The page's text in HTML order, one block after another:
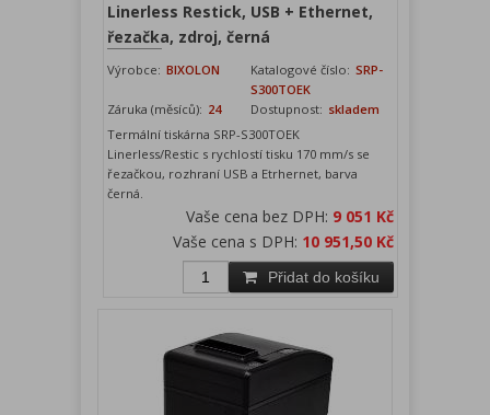
Linerless Restick, USB + Ethernet,
řezačka, zdroj, černá
Výrobce: BIXOLON Katalogové číslo: SRP-
S300TOEK
Záruka (měsíců): 24 Dostupnost: skladem
Termální tiskárna SRP-S300TOEK
Linerless/Restic s rychlostí tisku 170 mm/s se
řezačkou, rozhraní USB a Etrhernet, barva
černá.
Vaše cena bez DPH: 9 051 Kč
Vaše cena s DPH: 10 951,50 Kč
Přidat do košíku